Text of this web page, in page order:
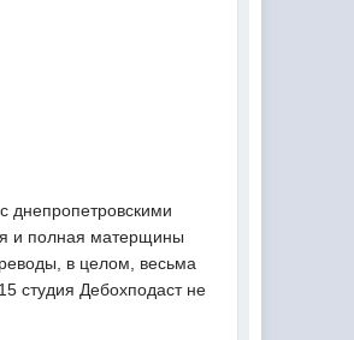
днепропетровскими
и полная матерщины
в целом, весьма
студия Дебохподаст не